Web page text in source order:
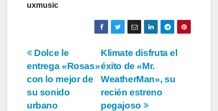
uxmusic
Navegación
de
entradas
Klimate disfruta el
éxito de «Mr.
WeatherMan», su
recién estreno
pegajoso
Dolce le
entrega «Rosas»
con lo mejor de
su sonido
urbano